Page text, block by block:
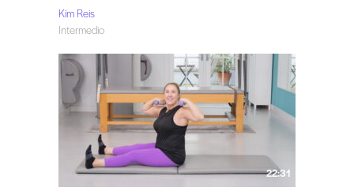
Kim Reis
Intermedio
22:31